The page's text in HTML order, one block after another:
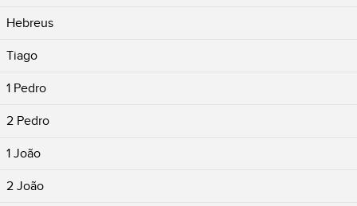
Hebreus
Tiago
1 Pedro
2 Pedro
1 João
2 João